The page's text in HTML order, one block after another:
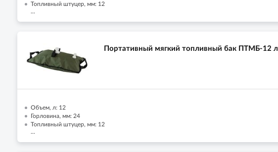
Топливный штуцер, мм: 12
...
Портативный мягкий топливный бак ПТМБ-12 л
Объем, л: 12
Горловина, мм: 24
Топливный штуцер, мм: 12
...